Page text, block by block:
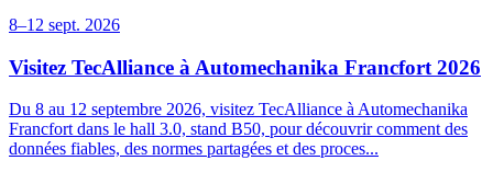
8–12 sept. 2026
Visitez TecAlliance à Automechanika Francfort 2026
Du 8 au 12 septembre 2026, visitez TecAlliance à Automechanika
Francfort dans le hall 3.0, stand B50, pour découvrir comment des
données fiables, des normes partagées et des proces...